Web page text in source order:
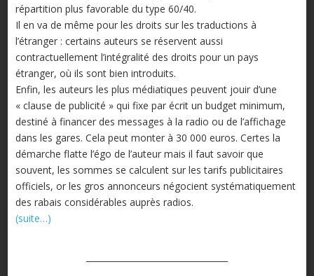
répartition plus favorable du type 60/40.
Il en va de même pour les droits sur les traductions à
l’étranger : certains auteurs se réservent aussi
contractuellement l’intégralité des droits pour un pays
étranger, où ils sont bien introduits.
Enfin, les auteurs les plus médiatiques peuvent jouir d’une
« clause de publicité » qui fixe par écrit un budget minimum,
destiné à financer des messages à la radio ou de l’affichage
dans les gares. Cela peut monter à 30 000 euros. Certes la
démarche flatte l’égo de l’auteur mais il faut savoir que
souvent, les sommes se calculent sur les tarifs publicitaires
officiels, or les gros annonceurs négocient systématiquement
des rabais considérables auprès radios.
(suite…)